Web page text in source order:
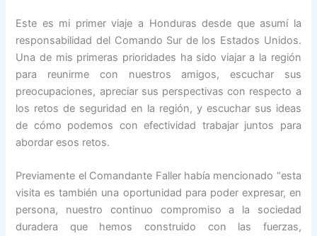
Este es mi primer viaje a Honduras desde que asumí la
responsabilidad del Comando Sur de los Estados Unidos.
Una de mis primeras prioridades ha sido viajar a la región
para reunirme con nuestros amigos, escuchar sus
preocupaciones, apreciar sus perspectivas con respecto a
los retos de seguridad en la región, y escuchar sus ideas
de cómo podemos con efectividad trabajar juntos para
abordar esos retos.
​Previamente el Comandante Faller había mencionado “esta
visita es también una oportunidad para poder expresar, en
persona, nuestro continuo compromiso a la sociedad
duradera que hemos construido con las fuerzas,